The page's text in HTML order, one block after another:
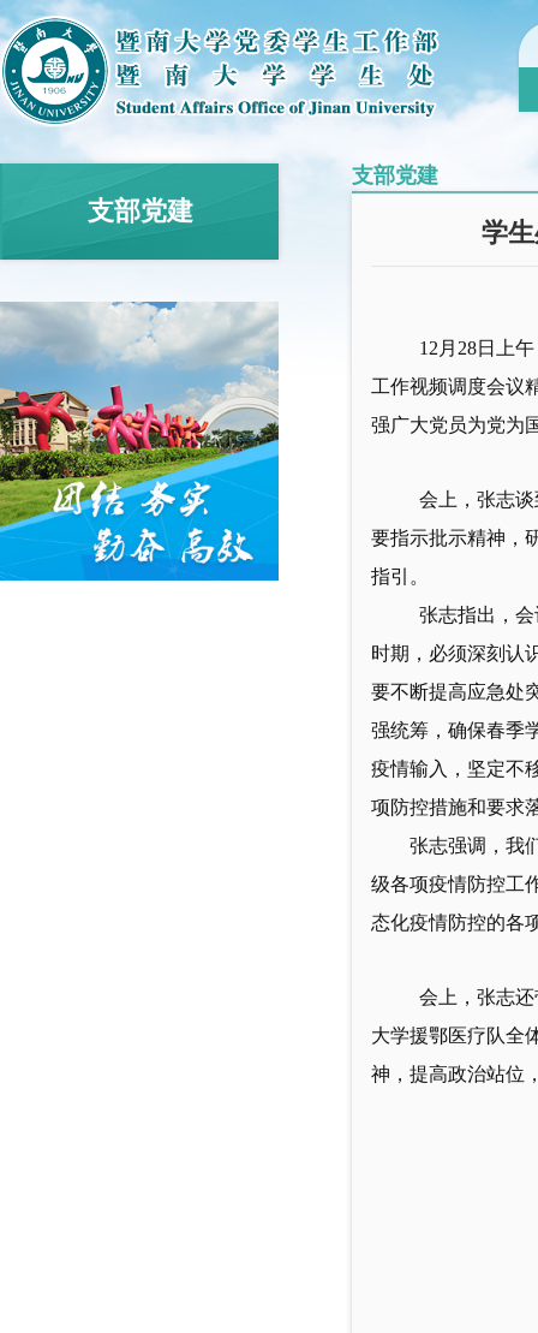
支部党建
支部党建
学
12月28日上
工作视频调度会议
强广大党员为党为
会上，张志
要指示批示精神，
指引。
张志指出，
时期，必须深刻认
要不断提高应急处
强统筹，确保春季
疫情输入，坚定不
项防控措施和要求
张志强调，我
级各项疫情防控工
态化疫情防控的各
会上，张志
大学援鄂医疗队全
神，提高政治站位